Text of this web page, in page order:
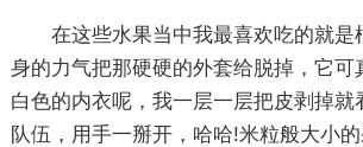
在这些水果当中我最喜欢吃的就是
身的力气把那硬硬的外套给脱掉，它可
白色的内衣呢，我一层一层把皮剥掉就
队伍，用手一掰开，哈哈!米粒般大小